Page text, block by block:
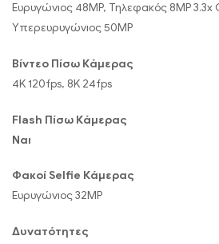
Ευρυγώνιος 48MP, Τηλεφακός 8MP
Υπερευρυγώνιος 50MP
Βίντεο Πίσω Κάμερας
4K 120fps, 8K 24fps
Flash Πίσω Κάμερας
Ναι
Φακοί Selfie Κάμερας
Ευρυγώνιος 32MP
Δυνατότητες